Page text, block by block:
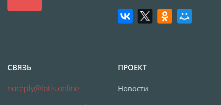
Фото на футболках
СВЯЗЬ
noreply@fotis.online
ПРОЕКТ
Новости